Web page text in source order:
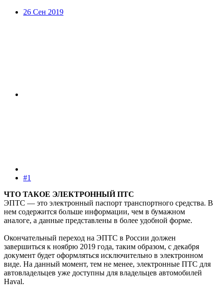
26 Сен 2019
#1
ЧТО ТАКОЕ ЭЛЕКТРОННЫЙ ПТС
ЭПТС — это электронный паспорт транспортного средства. В
нем содержится больше информации, чем в бумажном
аналоге, а данные представлены в более удобной форме.
Окончательный переход на ЭПТС в России должен
завершиться к ноябрю 2019 года, таким образом, с декабря
документ будет оформляться исключительно в электронном
виде. На данный момент, тем не менее, электронные ПТС для
автовладельцев уже доступны для владельцев автомобилей
Haval.